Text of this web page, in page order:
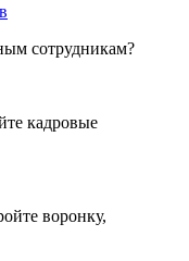
сотрудникам?
кадровые
воронку,